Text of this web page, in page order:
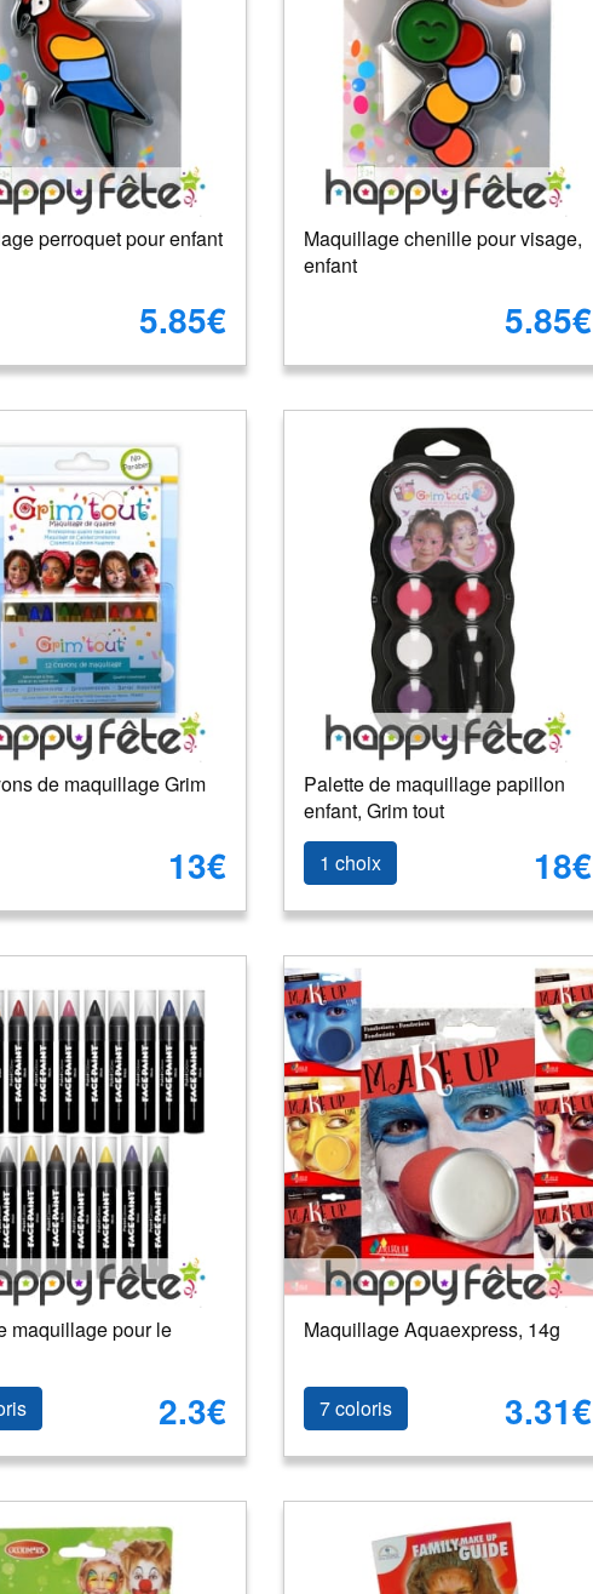
perroquet pour enfant
5.85€
Maquillage chenille pour visage,
enfant
5.85€
de maquillage Grim
13€
Palette de maquillage papillon
enfant, Grim tout
1 choix
18€
maquillage pour le
2.3€
Maquillage Aquaexpress, 14g
7 coloris 3.31€